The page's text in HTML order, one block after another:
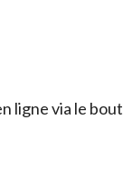
ligne via le